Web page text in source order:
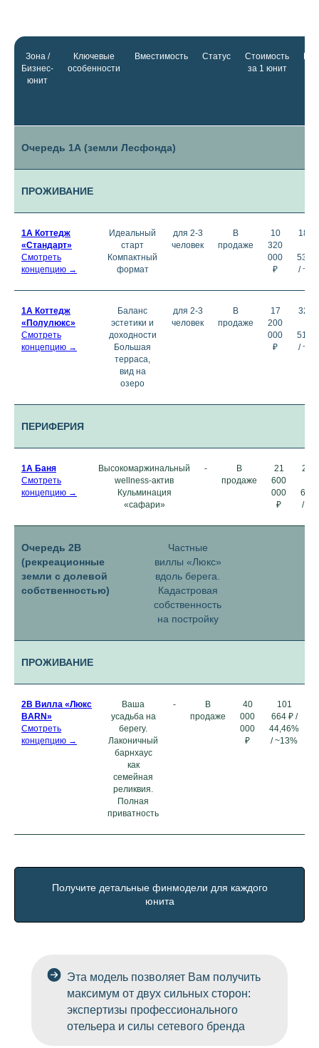
Зона /
Бизнес-
юнит
Ключевые
особенности
Вместимость Статус
Стоимость
за 1 юнит
Очередь 1А (земли Лесфонда)
ПРОЖИВАНИЕ
1А Коттедж
«Стандарт»
Смотреть
концепцию →
Идеальный
старт
Компактный
формат
для 2-3
человек
В
продаже
10
320
000
₽
18
/
1А Коттедж
«Полулюкс»
Смотреть
концепцию →
Баланс
эстетики и
доходности
Большая
терраса,
вид на
озеро
для 2-3
человек
В
продаже
17
200
000
₽
32
/
ПЕРИФЕРИЯ
1А Баня
Смотреть
концепцию →
Высокомаржинальный
wellness-актив
Кульминация
«сафари»
-
В
продаже
21
600
000
₽
26
/
Очередь 2В
(рекреационные
земли с долевой
собственностью)
Частные
виллы «Люкс»
вдоль берега.
Кадастровая
собственность
на постройку
ПРОЖИВАНИЕ
2B Вилла «Люкс
BARN»
Смотреть
концепцию →
Ваша
усадьба на
берегу.
Лаконичный
барнхаус
как
семейная
реликвия.
Полная
приватность
-
В
продаже
40
000
000
₽
101
664 ₽ /
44,46%
/ ~13%
Получите детальные финмодели для каждого
юнита
Эта модель позволяет Вам получить
максимум от двух сильных сторон:
экспертизы профессионального
отельера и силы сетевого бренда